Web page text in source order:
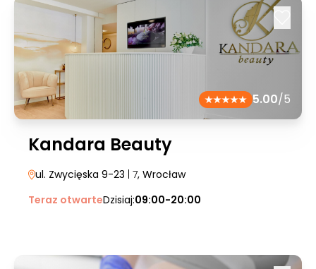
5.00/5
Kandara Beauty
ul. Zwycięska 9-23 | 7, Wrocław
Teraz otwarteDzisiaj:09:00-20:00